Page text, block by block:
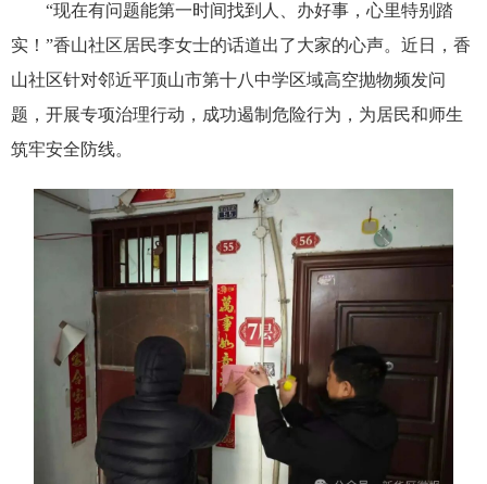
“现在有问题能第一时间找到人、办好事，心里特别踏
实！”香山社区居民李女士的话道出了大家的心声。近日，香
山社区针对邻近平顶山市第十八中学区域高空抛物频发问
题，开展专项治理行动，成功遏制危险行为，为居民和师生
筑牢安全防线。